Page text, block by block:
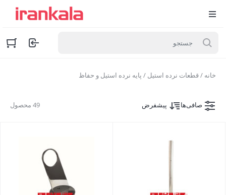
خانه /قطعات نرده استیل / پایه نرده استیل و حفاظ
49 محصول صافی‌ها پیشفرض